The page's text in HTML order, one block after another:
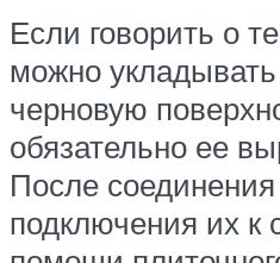
Если говорить о
можно
черновую
обязательно ее
После
подключения их к